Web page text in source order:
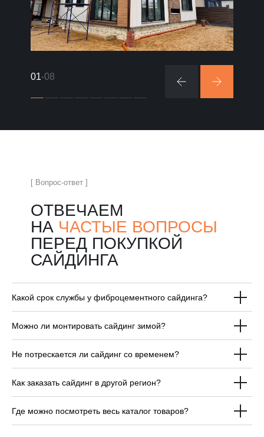
01-08
ОТВЕЧАЕМ НА
ЧАСТЫЕ ВОПРОСЫ
ПЕРЕД ПОКУПКОЙ
САЙДИНГА
ОТВЕЧАЕМ
НА ЧАСТЫЕ ВОПРОСЫ
ПЕРЕД ПОКУПКОЙ
САЙДИНГА
[ Вопрос-ответ ]
Какой срок службы у фиброцементного сайдинга?
Можно ли монтировать сайдинг зимой?
Не потрескается ли сайдинг со временем?
Как заказать сайдинг в другой регион?
Где можно посмотреть весь каталог товаров?